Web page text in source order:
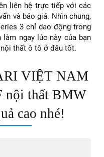
liên hệ trực tiếp với các
và báo giá. Nhìn chung,
3 chỉ dao động trong
ngay lúc này của bạn
thất ô tô ở đâu tốt.
VIỆT NAM
nội thất BMW
cao nhé!